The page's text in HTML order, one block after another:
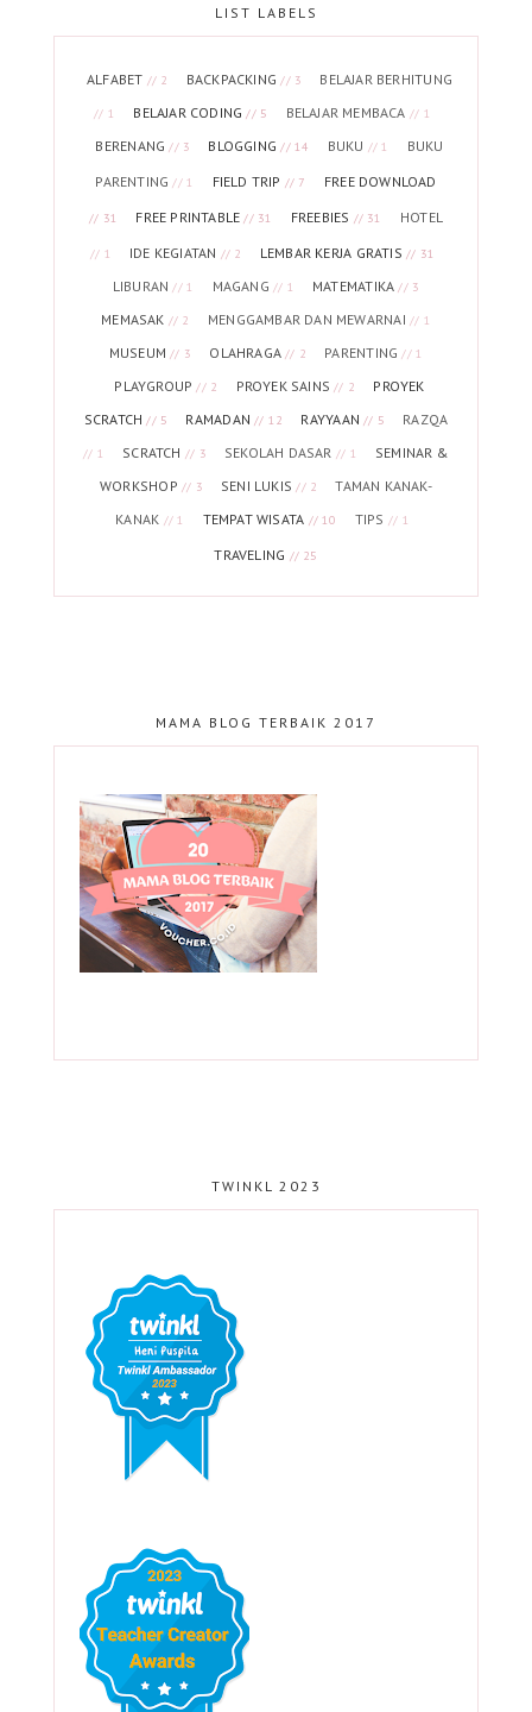
LIST LABELS
ALFABET // 2 BACKPACKING// 3 BELAJAR BERHITUNG
// 1 BELAJAR CODING// 5 BELAJAR MEMBACA // 1
BERENANG// 3 BLOGGING// 14 BUKU // 1
BUKU
PARENTING// 1 FIELD TRIP // 7 FREE DOWNLOAD
// 31 FREE PRINTABLE// 31 FREEBIES // 31 HOTEL
// 1 IDE KEGIATAN // 2 LEMBAR KERJA GRATIS // 31
LIBURAN// 1 MAGANG // 1 MATEMATIKA// 3
MEMASAK // 2 MENGGAMBAR DAN MEWARNAI // 1
MUSEUM// 3 OLAHRAGA// 2 PARENTING// 1
PLAYGROUP// 2 PROYEK SAINS// 2
PROYEK
SCRATCH// 5 RAMADAN// 12 RAYYAAN// 5 RAZQA
// 1 SCRATCH // 3 SEKOLAH DASAR // 1
SEMINAR &
WORKSHOP // 3 SENI LUKIS// 2
TAMAN KANAK-
KANAK // 1 TEMPAT WISATA // 10 TIPS // 1
TRAVELING // 25
MAMA BLOG TERBAIK 2017
TWINKL 2023